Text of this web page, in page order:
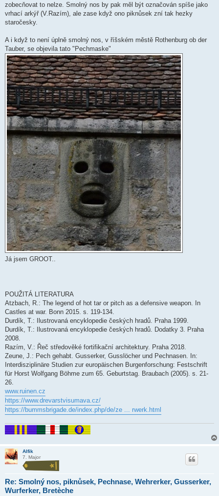
zobecňovat to nelze. Smolný nos by pak měl být označován spíše jako
vrhací arkýř (V.Razím), ale zase když ono piknůsek zní tak hezky
staročesky.
A i když to není úplně smolný nos, v říšském městě Rothenburg ob der
Tauber, se objevila tato "Pechmaske"
Já jsem GROOT..
POUŽITÁ LITERATURA
Atzbach, R.: The legend of hot tar or pitch as a defensive weapon. In
Castles at war. Bonn 2015. s. 119-134.
Durdík, T.: Ilustrovaná encyklopedie českých hradů. Praha 1999.
Durdík, T.: Ilustrovaná encyklopedie českých hradů. Dodatky 3. Praha
2008.
Razím, V.: Řeč středověké fortifikační architektury. Praha 2018.
Zeune, J.: Pech gehabt. Gusserker, Gusslöcher und Pechnasen. In:
Interdisziplinäre Studien zur europäischen Burgenforschung: Festschrift
für Horst Wolfgang Böhme zum 65. Geburtstag. Braubach (2005). s. 21-
26.
www.ruinen.cz
https://www.drevarstvisumava.cz/
https://bummsbrigade.de/index.php/de/ze ... rwerk.html
Alfik
7. Major
Re: Smolný nos, piknůsek, Pechnase, Wehrerker, Gusserker,
Wurferker, Bretèche